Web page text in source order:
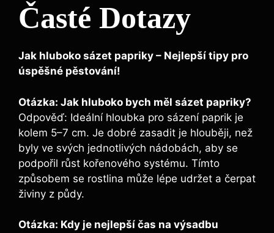
Časté⁢ Dotazy
Jak ⁣hluboko sázet papriky – ⁢Nejlepší tipy pro
úspěšné pěstování!
Otázka: Jak hluboko bych měl​ sázet papriky?
Odpověď: Ideální hloubka pro sázení paprik je
kolem 5–7 cm. Je ​dobré zasadit je hlouběji, než
byly ve svých ​jednotlivých nádobách, ‌aby ⁢se
podpořil⁤ růst kořenového systému. Tímto
způsobem se rostlina může lépe udržet a čerpat
živiny z půdy.
Otázka: Kdy je nejlepší čas ⁢na výsadbu